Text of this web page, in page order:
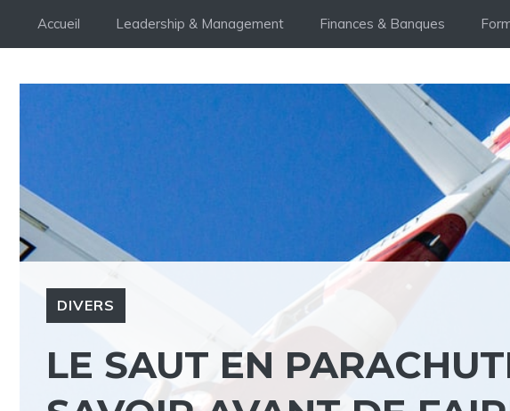
Accueil Leadership & Management Finances & Banques
DIVERS
LE SAUT EN